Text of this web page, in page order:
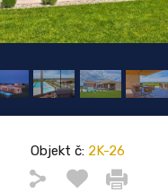
Objekt č:2K-26